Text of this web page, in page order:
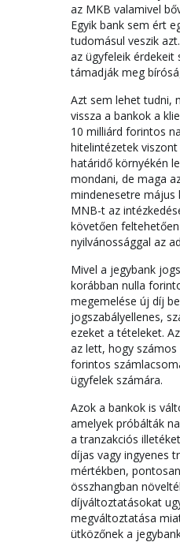
az MKB valamivel
Egyik bank sem ért
tudomásul veszik
az ügyfeleik
támadják meg
Azt sem lehet tudni,
vissza a bankok a
10 milliárd forintos
hitelintézetek
határidő környékén
mondani, de maga
mindenesetre május
MNB-t az
követően
nyilvánossággal az
Mivel a jegybank
korábban nulla
megemelése új díj
jogszabályellenes,
ezeket a tételeket.
az lett, hogy számos
forintos
ügyfelek számára.
Azok a bankok is
amelyek próbálták
a tranzakciós
díjas vagy ingyenes
mértékben,
összhangban
díjváltoztatásokat
megváltoztatása
ütközőnek a